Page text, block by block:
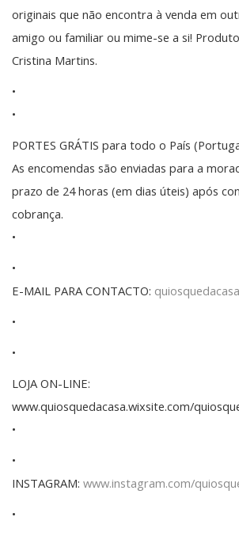
originais que não encontra à venda em
amigo ou familiar ou mime-se a si!
Cristina Martins.
•
•
PORTES GRÁTIS para todo o País
As encomendas são enviadas para a
prazo de 24 horas (em dias úteis) após
cobrança.
•
•
E-MAIL PARA CONTACTO:
•
•
LOJA ON-LINE:
www.quiosquedacasa.wixsite.com/
•
•
INSTAGRAM: www.instagram.com/
•